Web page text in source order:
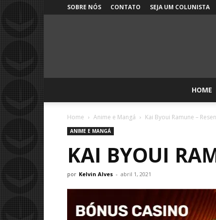
SOBRE NÓS CONTATO SEJA UM COLUNISTA
HOME
Home Anime e Mangá Kai Byoui Ramune –
ANIME E MANGÁ
KAI BYOUI
por Kelvin Alves - abril 1, 2021